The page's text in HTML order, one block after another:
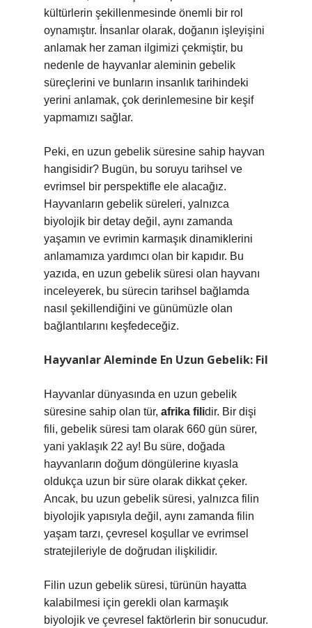
kültürlerin şekillenmesinde önemli bir rol
oynamıştır. İnsanlar olarak, doğanın işleyişini
anlamak her zaman ilgimizi çekmiştir, bu
nedenle de hayvanlar aleminin gebelik
süreçlerini ve bunların insanlık tarihindeki
yerini anlamak, çok derinlemesine bir keşif
yapmamızı sağlar.
Peki, en uzun gebelik süresine sahip hayvan
hangisidir? Bugün, bu soruyu tarihsel ve
evrimsel bir perspektifle ele alacağız.
Hayvanların gebelik süreleri, yalnızca
biyolojik bir detay değil, aynı zamanda
yaşamın ve evrimin karmaşık dinamiklerini
anlamamıza yardımcı olan bir kapıdır. Bu
yazıda, en uzun gebelik süresi olan hayvanı
inceleyerek, bu sürecin tarihsel bağlamda
nasıl şekillendiğini ve günümüzle olan
bağlantılarını keşfedeceğiz.
Hayvanlar Aleminde En Uzun Gebelik: Fil
Hayvanlar dünyasında en uzun gebelik
süresine sahip olan tür, afrika filidir. Bir dişi
fili, gebelik süresi tam olarak 660 gün sürer,
yani yaklaşık 22 ay! Bu süre, doğada
hayvanların doğum döngülerine kıyasla
oldukça uzun bir süre olarak dikkat çeker.
Ancak, bu uzun gebelik süresi, yalnızca filin
biyolojik yapısıyla değil, aynı zamanda filin
yaşam tarzı, çevresel koşullar ve evrimsel
stratejileriyle de doğrudan ilişkilidir.
Filin uzun gebelik süresi, türünün hayatta
kalabilmesi için gerekli olan karmaşık
biyolojik ve çevresel faktörlerin bir sonucudur.